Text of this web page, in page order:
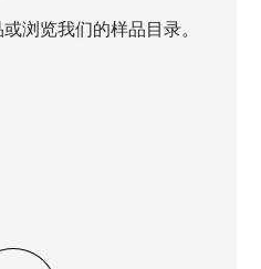
浏览我们的样品目录。